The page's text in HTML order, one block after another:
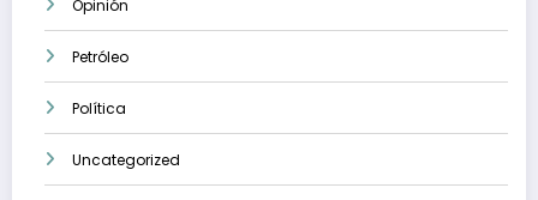
Opinión
Petróleo
Política
Uncategorized